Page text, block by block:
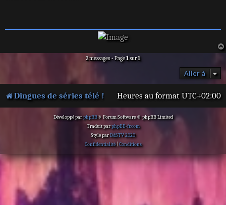
e
2 messages • Page1sur1
Aller à
Dingues de séries télé ! Heures au format UTC+02:00
Développé parphpBB® Forum Software © phpBB Limited
Traduit parphpBB-fr.com
Style parDdSTV 2020
Confidentialité|Conditions